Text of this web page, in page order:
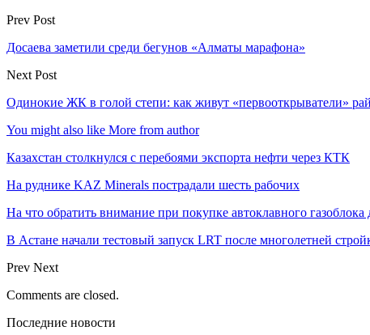
Prev Post
Досаева заметили среди бегунов «Алматы марафона»
Next Post
Одинокие ЖК в голой степи: как живут «первооткрыватели»
You might also like More from author
Казахстан столкнулся с перебоями экспорта нефти через КТК
На руднике KAZ Minerals пострадали шесть рабочих
На что обратить внимание при покупке автоклавного газоблока
В Астане начали тестовый запуск LRT после многолетней
Prev Next
Comments are closed.
Последние новости